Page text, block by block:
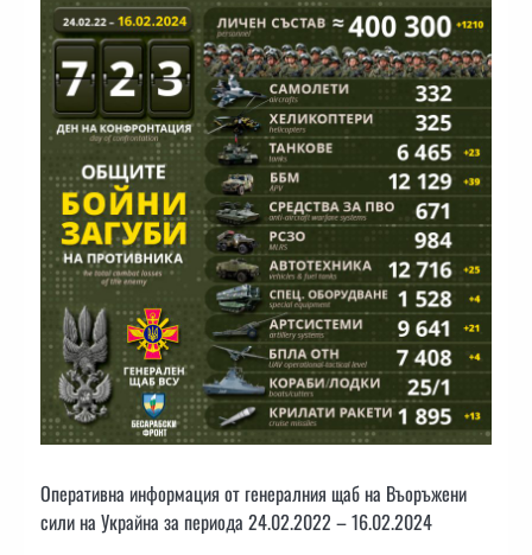
Оперативна информация от генералния щаб на Въоръжени
сили на Украйна за периода 24.02.2022 – 16.02.2024